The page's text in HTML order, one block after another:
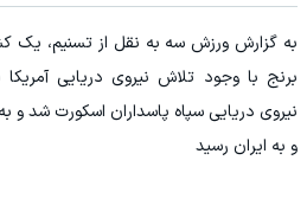
به گزارش ورزش سه به نقل از تسنیم، یک
برنج با وجود تلاش نیروی دریایی آمریکا
نیروی دریایی سپاه پاسداران اسکورت شد و
و به ایران رسید